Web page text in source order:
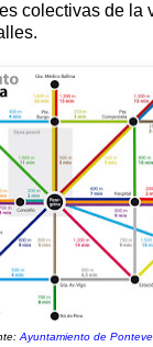
colectivas de la
Ayuntamiento de